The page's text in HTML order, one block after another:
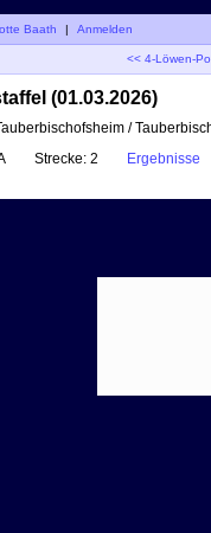
Baath | Anmelden
<< 4-Löwen-
(01.03.2026)
/
Strecke: 2 Ergebnisse